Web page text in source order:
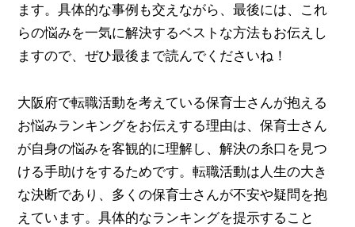
ます。具体的な事例も交えながら、最後には、これ
らの悩みを一気に解決するベストな方法もお伝えし
ますので、ぜひ最後まで読んでくださいね！
大阪府で転職活動を考えている保育士さんが抱える
お悩みランキングをお伝えする理由は、保育士さん
が自身の悩みを客観的に理解し、解決の糸口を見つ
ける手助けをするためです。転職活動は人生の大き
な決断であり、多くの保育士さんが不安や疑問を抱
えています。具体的なランキングを提示すること